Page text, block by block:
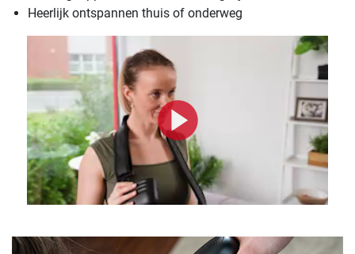
Heerlijk ontspannen thuis of onderweg